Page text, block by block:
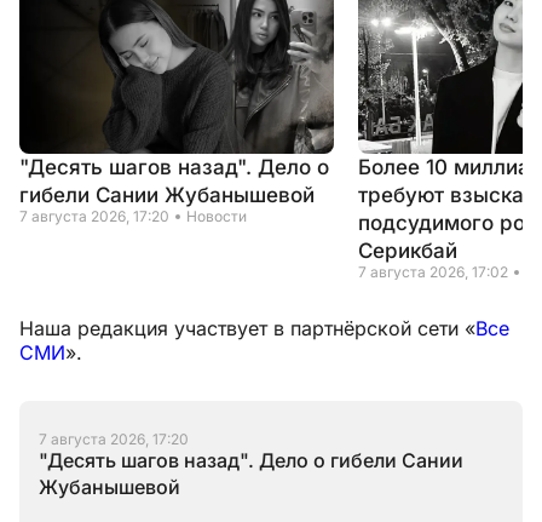
"Десять шагов назад". Дело о
гибели Сании Жубанышевой
7 августа 2026, 17:20 Новости
Более 10
требуют
подсудимого
Серикбай
7 августа 2026, 17:02
Наша редакция участвует в партнёрской сети «Все
СМИ».
7 августа 2026, 17:20
"Десять шагов назад". Дело о гибели Сании
Жубанышевой